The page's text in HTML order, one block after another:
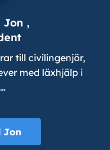
,
till civilingenjör,
med läxhjälp i
Jon